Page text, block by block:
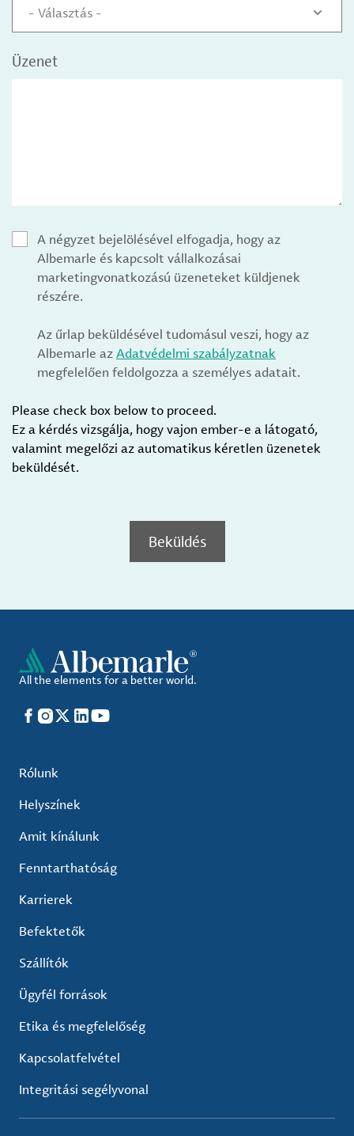
- Választás -
Üzenet
A négyzet bejelölésével elfogadja, hogy az
Albemarle és kapcsolt vállalkozásai
marketingvonatkozású üzeneteket küldjenek
részére.
Az űrlap beküldésével tudomásul veszi, hogy az
Albemarle azAdatvédelmi szabályzatnak
megfelelően feldolgozza a személyes adatait.
Please check box below to proceed.
Ez a kérdés vizsgálja, hogy vajon ember-e a látogató,
valamint megelőzi az automatikus kéretlen üzenetek
beküldését.
Beküldés
All the elements for a better world.
Facebook
Instagram
X LinkedIn
YouTube
Rólunk
Helyszínek
Amit kínálunk
Fenntarthatóság
Karrierek
Befektetők
Szállítók
Ügyfél források
Etika és megfelelőség
Kapcsolatfelvétel
Integritási segélyvonal